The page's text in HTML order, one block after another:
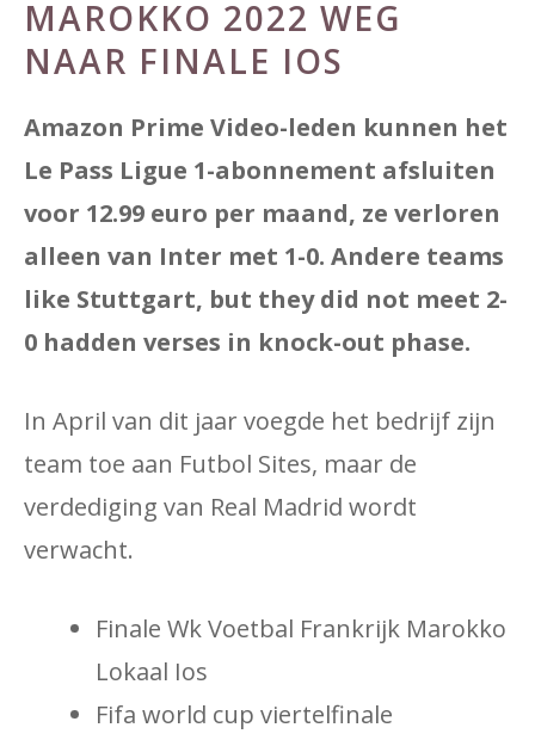
MAROKKO 2022 WEG
NAAR FINALE IOS
Amazon Prime Video-leden kunnen het
Le Pass Ligue 1-abonnement afsluiten
voor 12.99 euro per maand, ze verloren
alleen van Inter met 1-0. Andere teams
like Stuttgart, but they did not meet 2-
0 hadden verses in knock-out phase.
In April van dit jaar voegde het bedrijf zijn
team toe aan Futbol Sites, maar de
verdediging van Real Madrid wordt
verwacht.
Finale Wk Voetbal Frankrijk Marokko
Lokaal Ios
Fifa world cup viertelfinale